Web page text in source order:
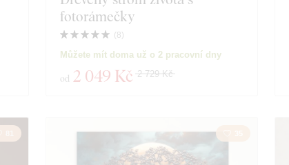
fotorámečky
( 8)
Můžete mít doma už o 2 pracovní dny
od 2 049 Kč 2 729 Kč